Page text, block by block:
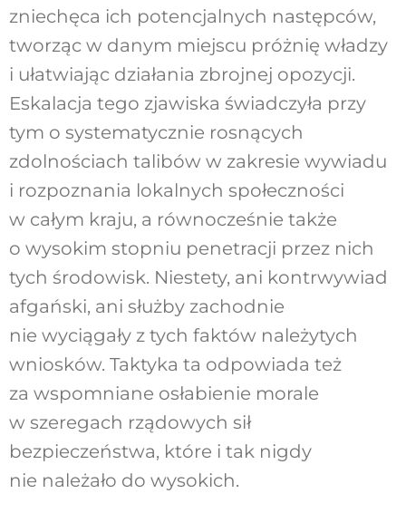
zniechęca ich potencjalnych następców,
tworząc w danym miejscu próżnię władzy
i ułatwiając działania zbrojnej opozycji.
Eskalacja tego zjawiska świadczyła przy
tym o systematycznie rosnących
zdolnościach talibów w zakresie wywiadu
i rozpoznania lokalnych społeczności
w całym kraju, a równocześnie także
o wysokim stopniu penetracji przez nich
tych środowisk. Niestety, ani kontrwywiad
afgański, ani służby zachodnie
nie wyciągały z tych faktów należytych
wniosków. Taktyka ta odpowiada też
za wspomniane osłabienie morale
w szeregach rządowych sił
bezpieczeństwa, które i tak nigdy
nie należało do wysokich.